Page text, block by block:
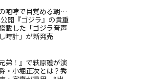
咆哮で目覚める朝…
開『ゴジラ』の貴重
載した「ゴジラ音声
時計」が新発売
弟！』で萩原護が演
・小堀正次とは？秀